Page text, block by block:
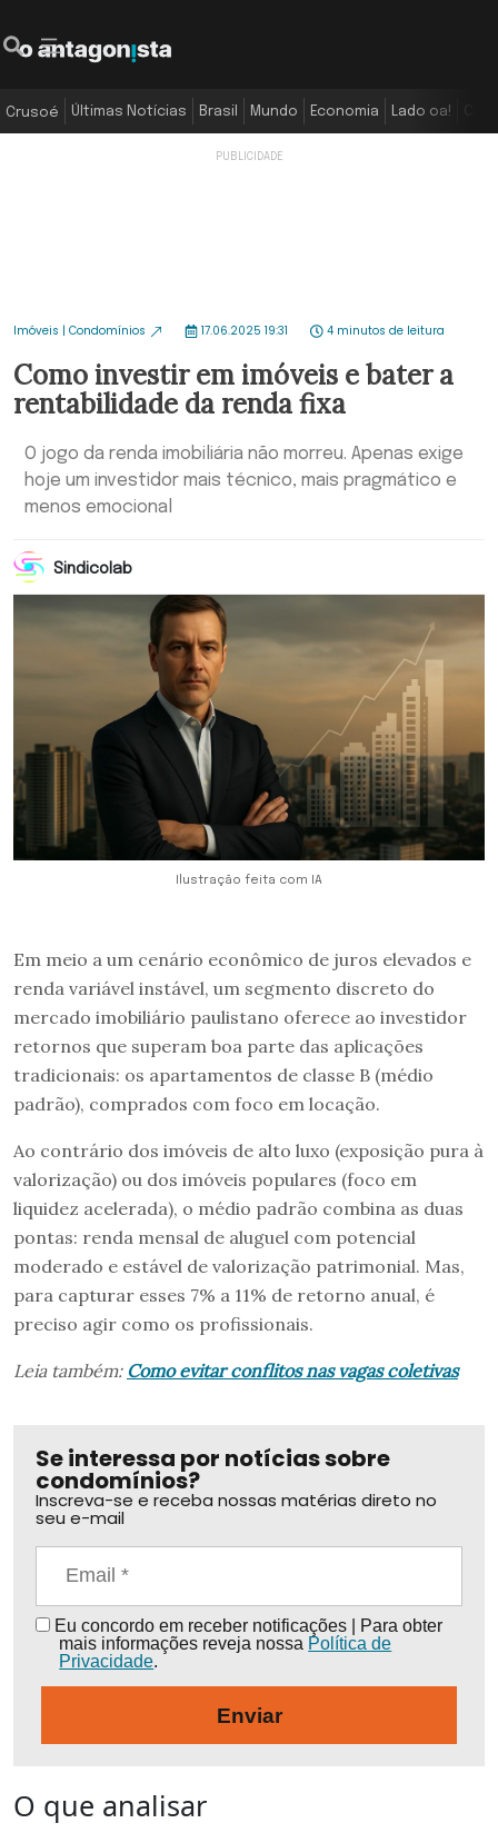
Crusoé Últimas Notícias Brasil Mundo Economia Lado oa!
Imóveis | Condomínios 17.06.2025 19:31 4 minutos de leitura
Como investir em imóveis e bater a
rentabilidade da renda fixa
O jogo da renda imobiliária não morreu. Apenas exige
hoje um investidor mais técnico, mais pragmático e
menos emocional
Sindicolab
Ilustração feita com IA
Em meio a um cenário econômico de juros elevados e
renda variável instável, um segmento discreto do
mercado imobiliário paulistano oferece ao investidor
retornos que superam boa parte das aplicações
tradicionais: os apartamentos de classe B (médio
padrão), comprados com foco em locação.
Ao contrário dos imóveis de alto luxo (exposição pura à
valorização) ou dos imóveis populares (foco em
liquidez acelerada), o médio padrão combina as duas
pontas: renda mensal de aluguel com potencial
moderado e estável de valorização patrimonial. Mas,
para capturar esses 7% a 11% de retorno anual, é
preciso agir como os profissionais.
Leia também: Como evitar conflitos nas vagas coletivas
Se interessa por notícias sobre
condomínios?
Inscreva-se e receba nossas matérias direto no
seu e-mail
Eu concordo em receber notificações | Para obter
mais informações reveja nossa Política de
Privacidade.
Enviar
O que analisar